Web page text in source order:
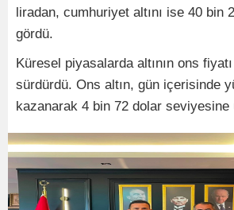
liradan, cumhuriyet altını ise 40 bin
gördü.
Küresel piyasalarda altının ons
sürdürdü. Ons altın, gün içerisinde
kazanarak 4 bin 72 dolar seviyesine